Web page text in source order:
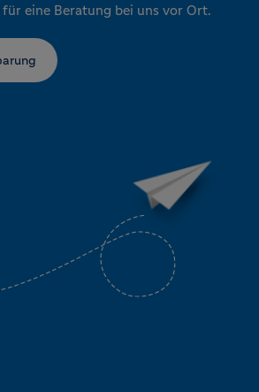
für eine Beratung bei uns vor Ort.